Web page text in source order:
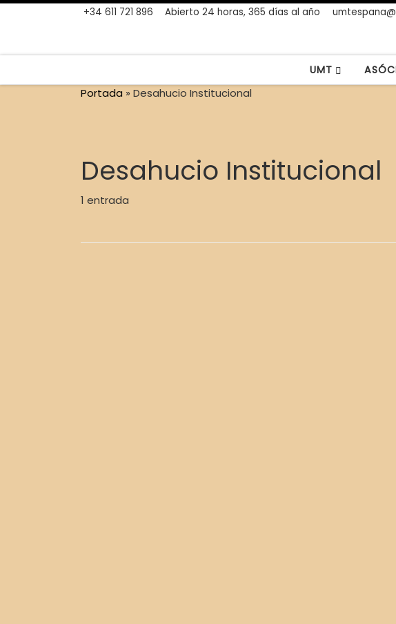
+34 611 721 896 Abierto 24 horas, 365 días al año
UMT
Portada » Desahucio Institucional
Desahucio Institucional
1 entrada